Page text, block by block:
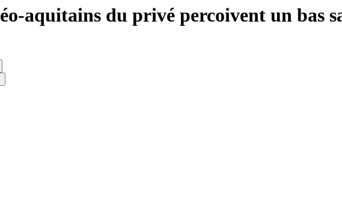
aquitains du privé percoivent un bas